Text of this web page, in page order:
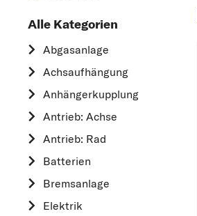
Alle Kategorien
Abgasanlage
Achsaufhängung
Anhängerkupplung
Antrieb: Achse
Antrieb: Rad
Batterien
Bremsanlage
Elektrik